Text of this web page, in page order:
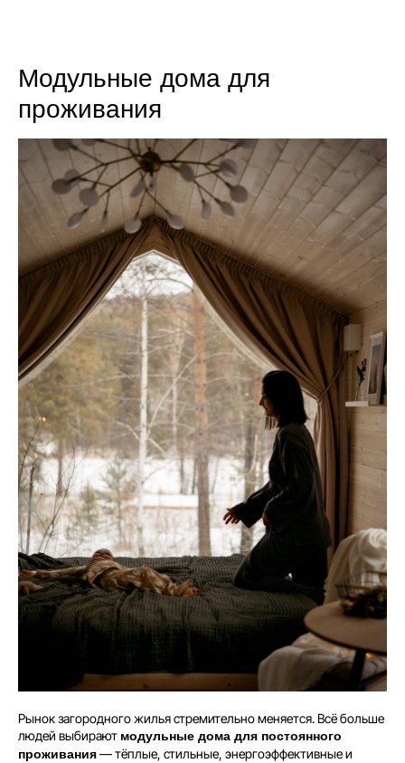
Модульные дома для
проживания
Рынок загородного жилья стремительно меняется. Всё больше
людей выбирают модульные дома для постоянного
проживания— тёплые, стильные, энергоэффективные и